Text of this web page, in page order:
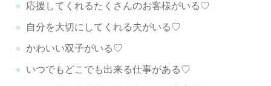
応援してくれるたくさんのお客様がいる♡
自分を大切にしてくれる夫がいる♡
かわいい双子がいる♡
いつでもどこでも出来る仕事がある♡